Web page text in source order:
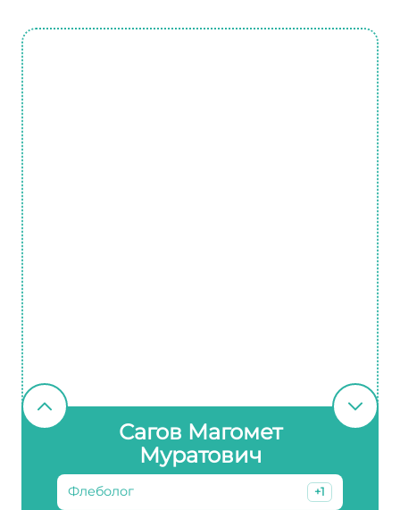
Сагов Магомет
Муратович
Флеболог +1